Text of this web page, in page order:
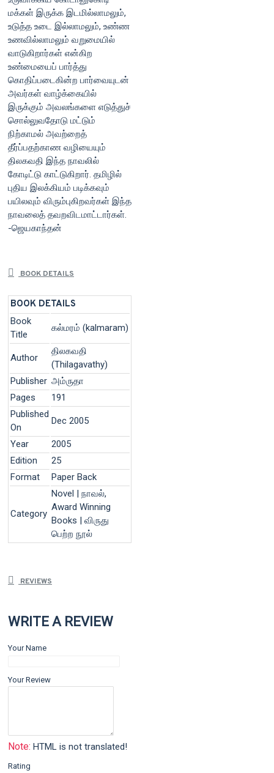
மக்கள் இருக்க இடமில்லாமலும்,
உடுத்த உடை இல்லாமலும், உண்ண
உணவில்லாமலும் வறுமையில்
வாடுகிறார்கள் என்கிற
உண்மையைப் பார்த்து
கொதிப்படைகின்ற பார்வையுடன்
அவர்கள் வாழ்க்கையில்
இருக்கும் அவலங்களை எடுத்துச்
சொல்லுவதோடு மட்டும்
நிற்காமல் அவற்றைத்
தீர்ப்பதற்காண வழியையும்
திலகவதி இந்த நாவலில்
கோடிட்டு காட்டுகிறார். தமிழில்
புதிய இலக்கியம் படிக்கவும்
பயிலவும் விரும்புகிறவர்கள் இந்த
நாவலைத் தவறவிடமாட்டார்கள்.
-ஜெயகாந்தன்
BOOK DETAILS
BOOK DETAILS
Book
Title
கல்மரம் (kalmaram)
Author
திலகவதி
(Thilagavathy)
Publisher அம்ருதா
Pages
191
Published
On
Dec 2005
Year
2005
Edition
25
Format
Paper Back
Category
Novel | நாவல்,
Award Winning
Books | விருது
பெற்ற நூல்
REVIEWS
WRITE A REVIEW
Your Name
Your Review
Note: HTML is not translated!
Rating